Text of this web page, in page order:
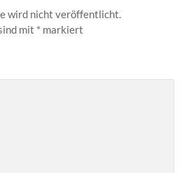
wird nicht veröffentlicht.
mit * markiert